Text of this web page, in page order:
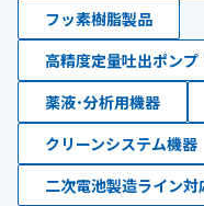
フッ素樹脂製品
高精度定量吐出ポンプ
薬液･分析用機器
クリーンシステム機器
二次電池製造ライン対